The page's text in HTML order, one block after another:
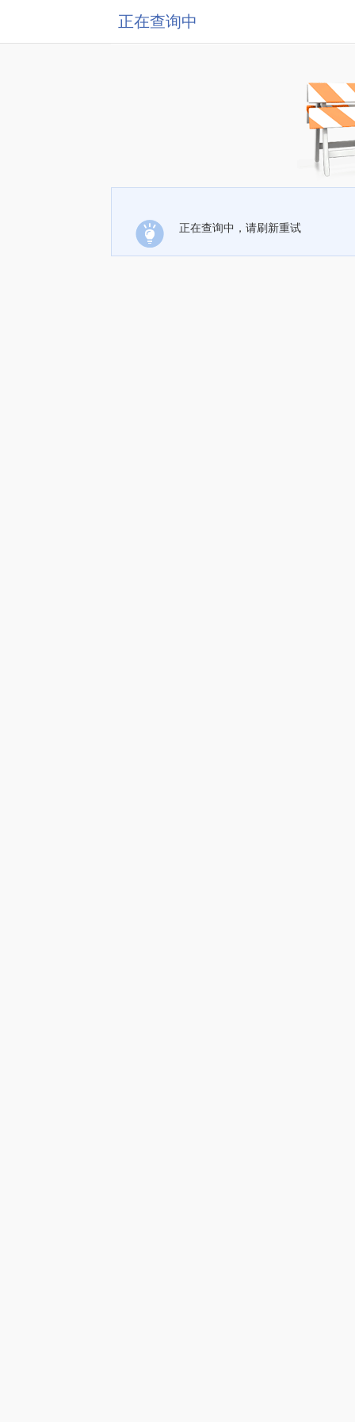
正在查询中
正在查询中，请刷新重试